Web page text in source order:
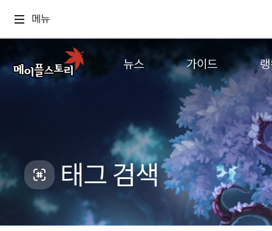
메뉴
뉴스
업데이트
이벤트
캐시샵 공지
메이플 알림판
with maple
가이드
게임정보
직업소개
확률형 아이템
NEXON NOW
추가정보
월드
컨텐
태그 검색